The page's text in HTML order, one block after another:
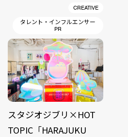
CREATIVE
タレント・インフルエンサー
PR
スタジオジブリ×HOT
TOPIC「HARAJUKU